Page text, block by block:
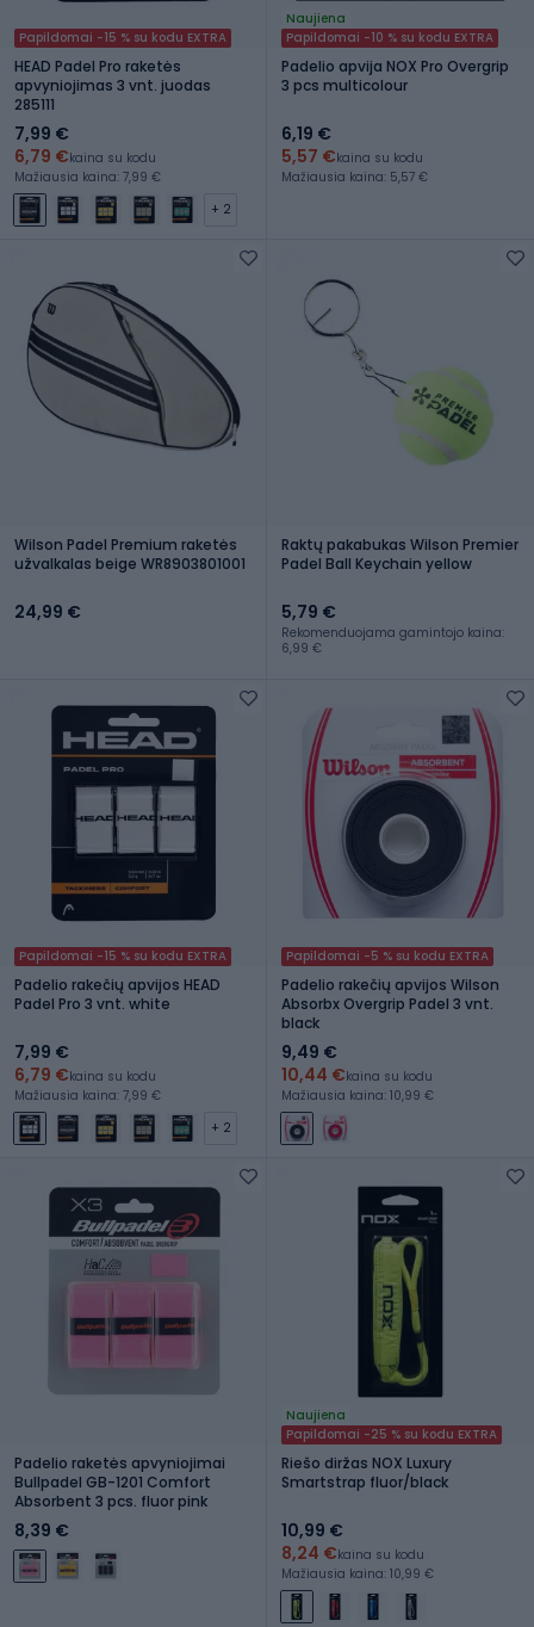
Papildomai -15 % su kodu EXTRA
HEAD Padel Pro raketės
apvyniojimas 3 vnt. juodas
285111
7,99 €
6,79 €kaina su kodu
Mažiausia kaina: 7,99 €
+ 2
Naujiena
Papildomai -10 % su kodu EXTRA
Padelio apvija NOX Pro Overgrip
3 pcs multicolour
6,19 €
5,57 €kaina su kodu
Mažiausia kaina: 5,57 €
Wilson Padel Premium raketės
užvalkalas beige WR8903801001
24,99 €
Raktų pakabukas Wilson Premier
Padel Ball Keychain yellow
5,79 €
Rekomenduojama gamintojo kaina:
6,99 €
Papildomai -15 % su kodu EXTRA
Padelio rakečių apvijos HEAD
Padel Pro 3 vnt. white
7,99 €
6,79 €kaina su kodu
Mažiausia kaina: 7,99 €
+ 2
Papildomai -5 % su kodu EXTRA
Padelio rakečių apvijos Wilson
Absorbx Overgrip Padel 3 vnt.
black
9,49 €
10,44 €kaina su kodu
Mažiausia kaina: 10,99 €
Padelio raketės apvyniojimai
Bullpadel GB-1201 Comfort
Absorbent 3 pcs. fluor pink
8,39 €
Naujiena
Papildomai -25 % su kodu EXTRA
Riešo diržas NOX Luxury
Smartstrap fluor/black
10,99 €
8,24 €kaina su kodu
Mažiausia kaina: 10,99 €